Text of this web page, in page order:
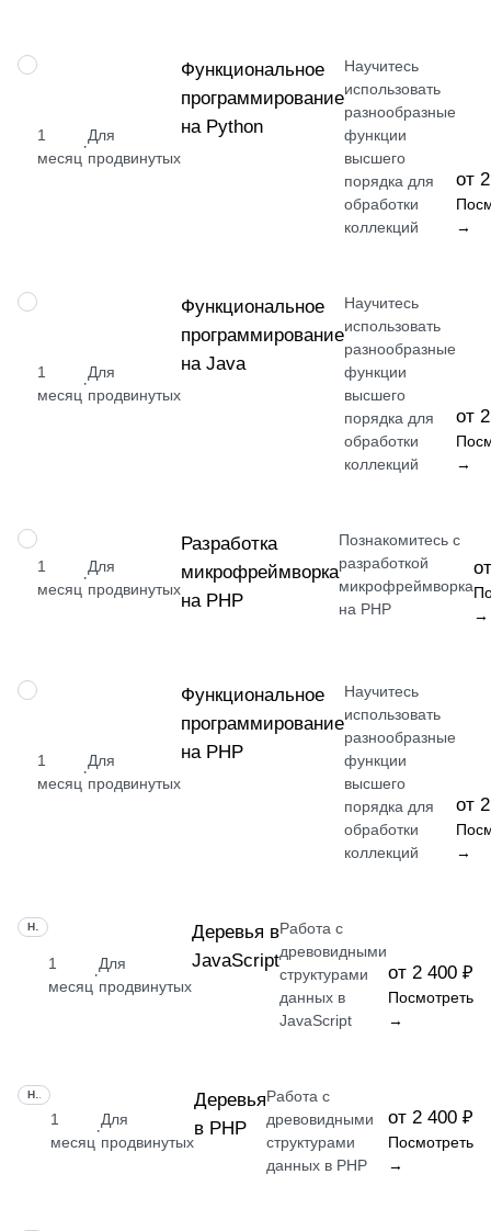
НАВЫК
1
месяц
·
Для
продвинутых
Функциональное
программирование
на Python
Научитесь
использовать
разнообразные
функции
высшего
порядка для
обработки
коллекций
от
→
НАВЫК
1
месяц
·
Для
продвинутых
Функциональное
программирование
на Java
Научитесь
использовать
разнообразные
функции
высшего
порядка для
обработки
коллекций
от
→
НАВЫК
1
месяц
·
Для
продвинутых
Разработка
микрофреймворка
на PHP
Познакомитесь с
разработкой
микрофреймворка
на PHP
→
НАВЫК
1
месяц
·
Для
продвинутых
Функциональное
программирование
на PHP
Научитесь
использовать
разнообразные
функции
высшего
порядка для
обработки
коллекций
от
→
НАВЫК
1
месяц
·
Для
продвинутых
Деревья в
JavaScript
Работа с
древовидными
структурами
данных в
JavaScript
от 2 400 ₽
Посмотреть
→
1
месяц
·
Для
продвинутых
Деревья
в PHP
Работа с
древовидными
структурами
данных в PHP
от 2 400 ₽
Посмотреть
→